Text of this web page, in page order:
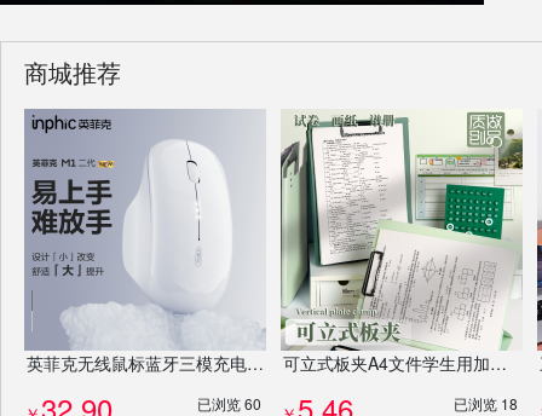
商城推荐
英菲克无线鼠标蓝牙三模充电静音商务办公家用笔记本充电静音鼠标
已浏览 60
可立式板夹A4文件学生用加厚板夹写字板垫板试卷夹竖版会议记录夹
已浏览 18